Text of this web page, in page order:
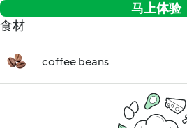
马上体验
食材
coffee beans